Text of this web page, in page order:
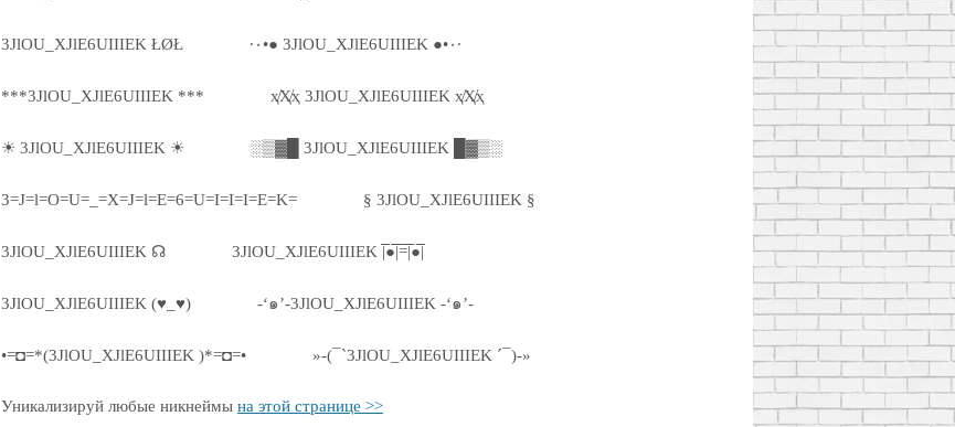
3JlOU_XJlE6UIIIEK ŁØŁ ·٠•● 3JlOU_XJlE6UIIIEK ●•٠·
***3JlOU_XJlE6UIIIEK *** ҳ̸Ҳ̸ҳ 3JlOU_XJlE6UIIIEK ҳ̸Ҳ̸ҳ
☀ 3JlOU_XJlE6UIIIEK ☀ ░▒▓█ 3JlOU_XJlE6UIIIEK █▓▒░
3=J=l=O=U=_=X=J=l=E=6=U=I=I=I=E=K= § 3JlOU_XJlE6UIIIEK §
3JlOU_XJlE6UIIIEK ☊ 3JlOU_XJlE6UIIIEK |̅̅●̅̅|̅̅=̅̅|̅●̅̅|
3JlOU_XJlE6UIIIEK (♥_♥) -‘๑’-3JlOU_XJlE6UIIIEK -‘๑’-
•=◘=*(3JlOU_XJlE6UIIIEK )*=◘=• »-(¯`3JlOU_XJlE6UIIIEK ´¯)-»
Уникализируй любые никнеймы на этой странице >>